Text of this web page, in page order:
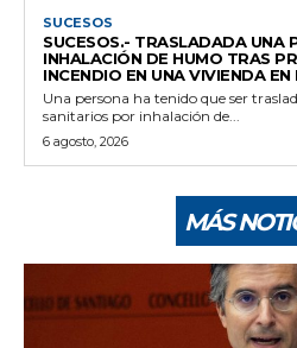
SUCESOS
SUCESOS.- TRASLADADA UNA
INHALACIÓN DE HUMO TRAS
INCENDIO EN UNA VIVIENDA EN
Una persona ha tenido que ser
sanitarios por inhalación de...
6 agosto, 2026
MÁS